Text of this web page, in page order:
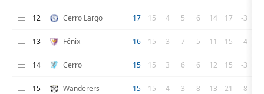
12 Cerro Largo 17 15 4 5 6 14 17 -3
13 Fénix 16 15 3 7 5 11 15 -4
14 Cerro 15 15 3 6 6 12 15 -3
15 Wanderers 15 15 4 3 8 13 21 -8